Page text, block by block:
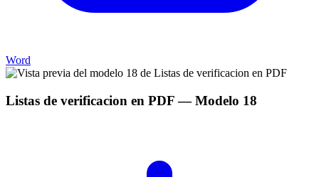
Word
Listas de verificacion en PDF— Modelo 18